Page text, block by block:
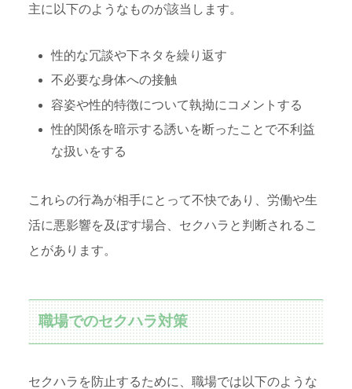
主に以下のようなものが該当します。
性的な冗談や下ネタを繰り返す
不必要な身体への接触
容姿や性的特徴について執拗にコメントする
性的関係を暗示する誘いを断ったことで不利益
な扱いをする
これらの行為が相手にとって不快であり、労働や生
活に悪影響を及ぼす場合、セクハラと判断されるこ
とがあります。
職場でのセクハラ対策
セクハラを防止するために、職場では以下のような